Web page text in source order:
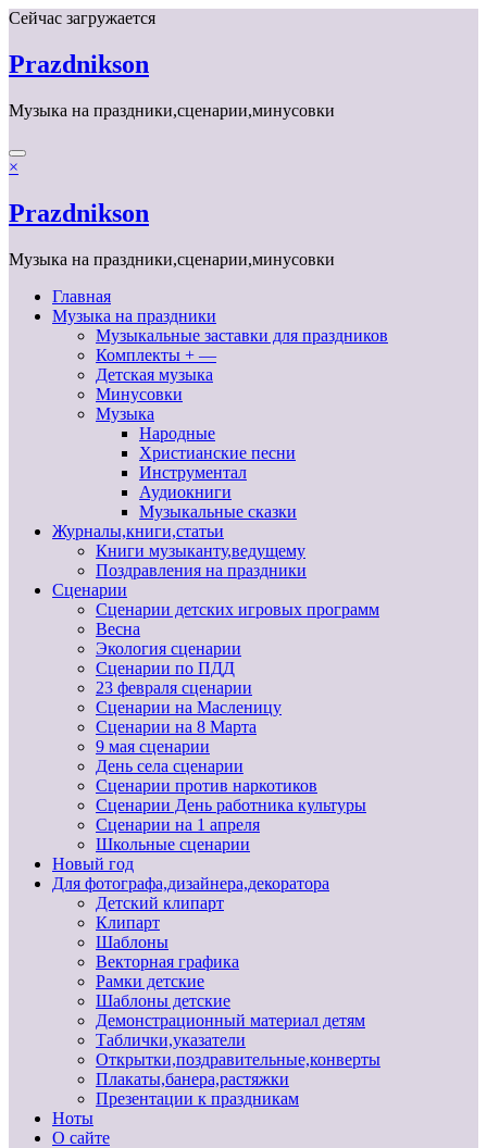
Перейти
содержимому
Сейчас загружается
Prazdnikson
Музыка на праздники,сценарии,минусовки
×
Prazdnikson
Музыка на праздники,сценарии,минусовки
Главная
Музыка на праздники
Музыкальные заставки для праздников
Комплекты + —
Детская музыка
Минусовки
Музыка
Народные
Христианские песни
Инструментал
Аудиокниги
Музыкальные сказки
Журналы,книги,статьи
Книги музыканту,ведущему
Поздравления на праздники
Сценарии
Сценарии детских игровых программ
Весна
Экология сценарии
Сценарии по ПДД
23 февраля сценарии
Сценарии на Масленицу
Сценарии на 8 Марта
9 мая сценарии
День села сценарии
Сценарии против наркотиков
Сценарии День работника культуры
Сценарии на 1 апреля
Школьные сценарии
Новый год
Для фотографа,дизайнера,декоратора
Детский клипарт
Клипарт
Шаблоны
Векторная графика
Рамки детские
Шаблоны детские
Демонстрационный материал детям
Таблички,указатели
Открытки,поздравительные,конверты
Плакаты,банера,растяжки
Презентации к праздникам
Ноты
О сайте